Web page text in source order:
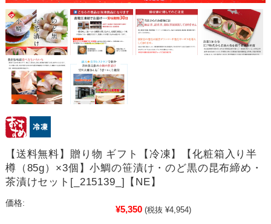
【送料無料】贈り物 ギフト【冷凍】【化粧箱入り半
樽（85g）×3個】小鯛の笹漬け・のど黒の昆布締め・
茶漬けセット[_215139_]【NE】
価格:
¥5,350 (税抜 ¥4,954)